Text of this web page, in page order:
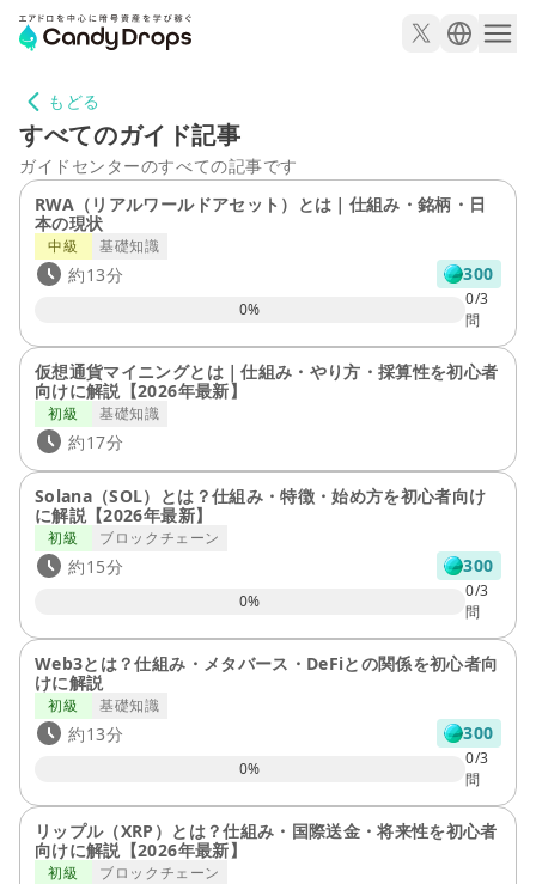
もどる
すべてのガイド記事
ガイドセンターのすべての記事です
RWA（リアルワールドアセット）とは｜仕組み・銘柄・日
本の現状
中級 基礎知識
約13分 300
0%
0/3
問
仮想通貨マイニングとは｜仕組み・やり方・採算性を初心者
向けに解説【2026年最新】
初級 基礎知識
約17分
Solana（SOL）とは？仕組み・特徴・始め方を初心者向け
に解説【2026年最新】
初級 ブロックチェーン
約15分 300
0%
0/3
問
Web3とは？仕組み・メタバース・DeFiとの関係を初心者向
けに解説
初級 基礎知識
約13分 300
0%
0/3
問
リップル（XRP）とは？仕組み・国際送金・将来性を初心者
向けに解説【2026年最新】
初級 ブロックチェーン